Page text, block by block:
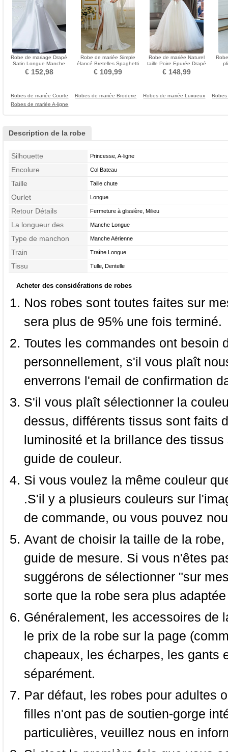
Robe de mariage Drapé
Satin Longue Manche
Longue Ancien Sage
€ 152,98
Robe de mariée Simple
élancé Bretelles Spaghetti
Jardin Naturel taille
€ 109,99
Robe de mariée Naturel
taille Poire Epurée Drapé
Sans courroies
€ 148,99
Robes de mariée Courte Robes de mariée Broderie Robes de mariée Luxueux
Robes de mariée A-ligne
Description de la robe
Silhouette Princesse, A-ligne
Encolure Col Bateau
Taille Taille chute
Ourlet Longue
Retour Détails Fermeture à glissière, Milieu
La longueur des
manches
Manche Longue
Type de manchon Manche Aérienne
Train Traîne Longue
Tissu Tulle, Dentelle
Acheter des considérations de robes
Nos robes sont toutes faites sur
sera plus de 95% une fois terminé.
Toutes les commandes ont besoin
personnellement, s'il vous plaît
enverrons l'email de confirmation
S'il vous plaît sélectionner la
dessus, différents tissus sont faits
luminosité et la brillance des
guide de couleur.
Si vous voulez la même couleur
.S'il y a plusieurs couleurs sur
de commande, ou vous pouvez
Avant de choisir la taille de la
guide de mesure. Si vous n'êtes
suggérons de sélectionner "sur
sorte que la robe sera plus
Généralement, les accessoires de
le prix de la robe sur la page
chapeaux, les écharpes, les gants
séparément.
Par défaut, les robes pour adultes
filles n'ont pas de soutien-gorge
particulières, veuillez nous en